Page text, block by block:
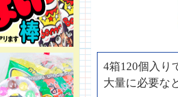
4箱120個入り
大量に必要な